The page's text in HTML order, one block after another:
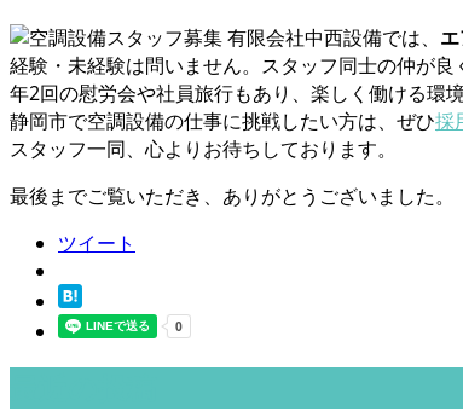
有限会社中西設備では、
経験・未経験は問いません。スタッフ同士の仲が良
年2回の慰労会や社員旅行もあり、楽しく働ける環
静岡市で空調設備の仕事に挑戦したい方は、ぜひ採
スタッフ一同、心よりお待ちしております。
最後までご覧いただき、ありがとうございました。
ツイート